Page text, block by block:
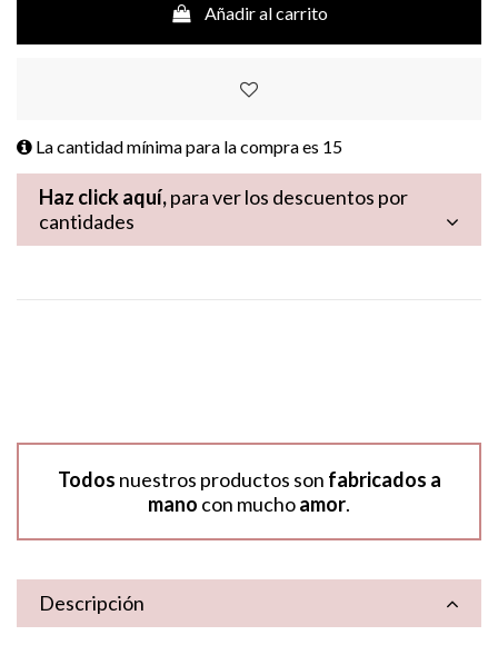
Añadir al carrito
La cantidad mínima para la compra es 15
Haz click aquí,para ver los descuentos por
cantidades
Todos nuestros productos son fabricados a
mano con muchoamor.
Descripción